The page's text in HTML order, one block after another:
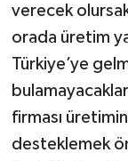
verecek
orada üretim
Türkiye’ye
firması
desteklemek